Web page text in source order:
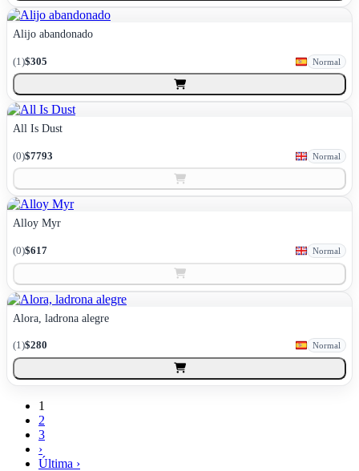
Alijo abandonado
(1)$305 Normal
All Is Dust
(0)$7793 Normal
Alloy Myr
(0)$617 Normal
Alora, ladrona alegre
(1)$280 Normal
1
2
3
›
Última ›